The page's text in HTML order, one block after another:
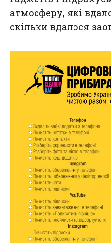
атмосферу, які
скільки вдалося